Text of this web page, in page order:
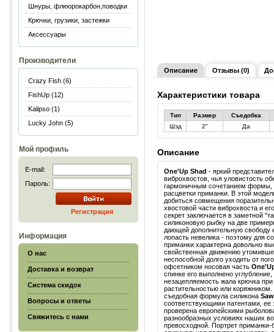
Шнуры, флюорокарбон,поводки
Крючки, грузики, застежки
Аксессуары
Производители
Crazy Fish (6)
FishUp (12)
Kalipso (1)
Lucky John (5)
Мой профиль
E-mail:
Пароль:
Регистрация
Информация
О нас
Доставка и возврат
Система скидок
Вопросы и ответы
Свяжитесь с нами
Описание Отзывы (0)
Характеристики товара
Тип Размер
Съедобка
Шэд
2" Да
Описание
One'Up Shad - яркий
виброхвостов, чья уловистость
гармоничным сочетанием формы,
расцветки приманки. В этой
добиться совмещения
хвостовой части виброхвоста и
секрет заключается в заметной
силиконовую рыбку на две
дающей дополнительную свободу
лопасть невелика - поэтому для
приманки характерна довольно
свойственная движению
неспособной долго уходить от
офсетником носовая часть
спинке его выполнено
незацепляемость жала крючка при
растительностью или
съедобная формула силикона
соответствующими патентами, ее
проверена европейскими
разнообразных условиях наших
превосходной. Портрет